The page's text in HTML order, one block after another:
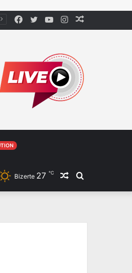
Instagram
YouTube
Twitter
Facebook
Rechercher
Article
Bizerte 27 ℃